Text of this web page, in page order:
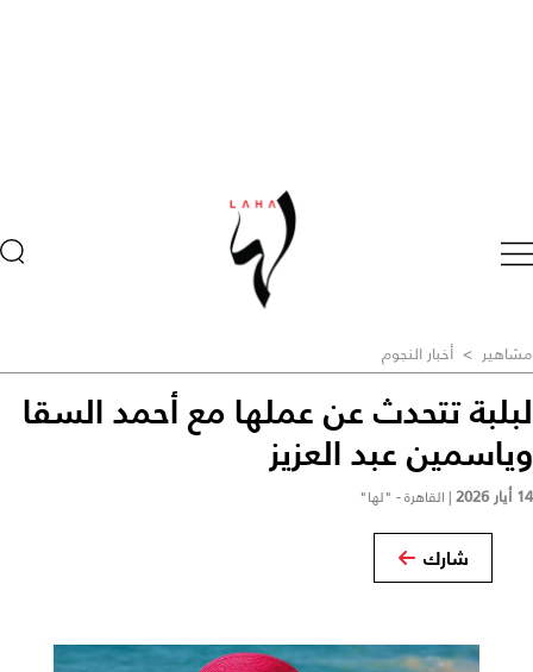
مشاهير > أخبار النجوم
لبلبة تتحدث عن عملها مع أحمد السقا
وياسمين عبد العزيز
14 أيار 2026 | القاهرة - "لها"
شارك